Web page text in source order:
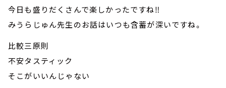
今日も盛りだくさんで楽しかったですね‼
みうらじゅん先生のお話はいつも含蓄が深いですね。
比較三原則
不安タスティック
そこがいいんじゃない